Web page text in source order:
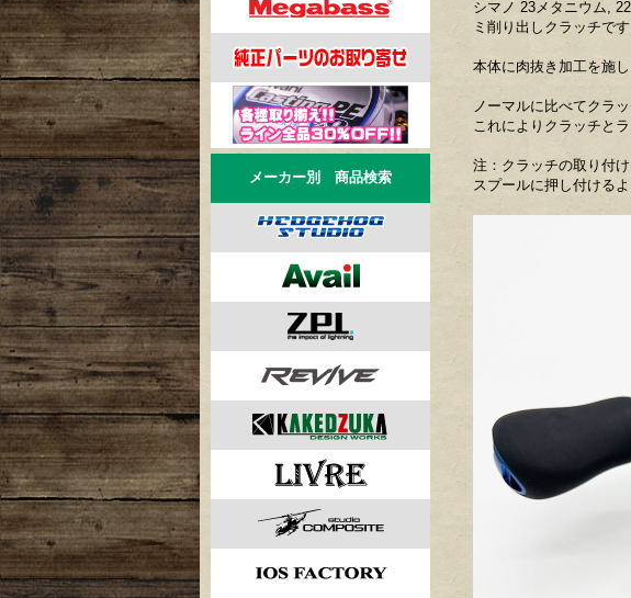
メーカー別 商品検索
シマノ 23メタニウム,
ミ削り出しクラッチです
本体に肉抜き加工を施
ノーマルに比べてクラ
これによりクラッチと
注：クラッチの取り付
スプールに押し付ける